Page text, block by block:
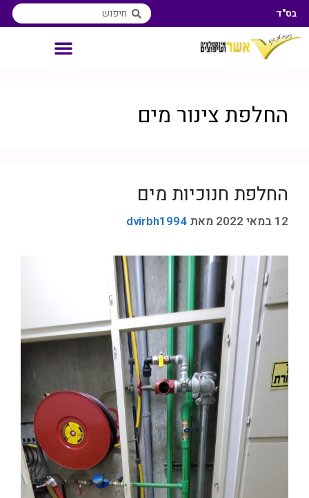
בס"ד
החלפת צינור מים
החלפת חנוכיות מים
12 במאי 2022 מאת dvirbh1994